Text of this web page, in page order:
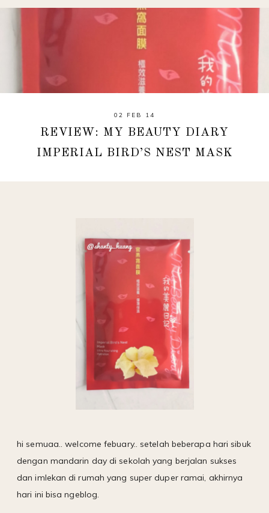
02 FEB 14
REVIEW: MY BEAUTY DIARY
IMPERIAL BIRD’S NEST MASK
hi semuaa.. welcome febuary.. setelah beberapa hari sibuk
dengan mandarin day di sekolah yang berjalan sukses
dan imlekan di rumah yang super duper ramai, akhirnya
hari ini bisa ngeblog.